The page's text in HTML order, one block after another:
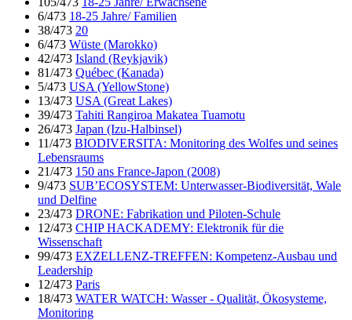
6/473 18-25 Jahre/ Familien
38/473 20
6/473 Wüste (Marokko)
42/473 Island (Reykjavik)
81/473 Québec (Kanada)
5/473 USA (YellowStone)
13/473 USA (Great Lakes)
39/473 Tahiti Rangiroa Makatea Tuamotu
26/473 Japan (Izu-Halbinsel)
11/473 BIODIVERSITA: Monitoring des Wolfes und seines
Lebensraums
21/473 150 ans France-Japon (2008)
9/473 SUB’ECOSYSTEM: Unterwasser-Biodiversität, Wale
und Delfine
23/473 DRONE: Fabrikation und Piloten-Schule
12/473 CHIP HACKADEMY: Elektronik für die
Wissenschaft
99/473 EXZELLENZ-TREFFEN: Kompetenz-Ausbau und
Leadership
12/473 Paris
18/473 WATER WATCH: Wasser - Qualität, Ökosysteme,
Monitoring